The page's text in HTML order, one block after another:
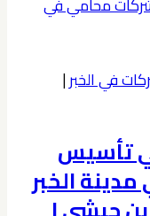
في الخبر|
تأسيس
الخبر